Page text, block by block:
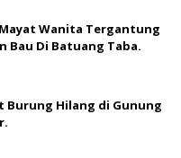
Wanita Tergantung
Bau Di Batuang Taba.
Burung Hilang di Gunung